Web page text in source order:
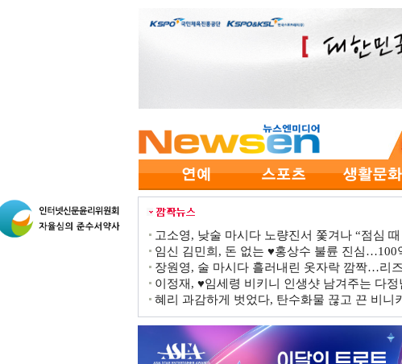
고소영, 낮술 마시다 노량진서 쫓겨나 “점심
임신 김민희, 돈 없는 ♥홍상수 불륜 진심…100
장원영, 술 마시다 흘러내린 옷자락 깜짝…리
이정재, ♥임세령 비키니 인생샷 남겨주는 다
혜리 과감하게 벗었다, 탄수화물 끊고 끈 비니